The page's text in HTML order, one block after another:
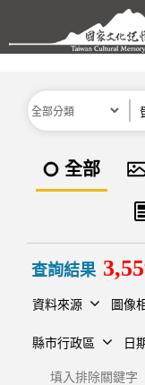
跳到主要內容區塊
分類
全部
查詢結果
資料來源 圖像
縣市行政區 日
排除關鍵字